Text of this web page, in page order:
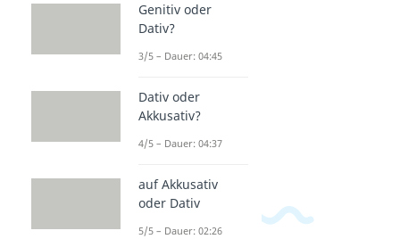
Genitiv oder
Dativ?
3/5 – Dauer: 04:45
Dativ oder
Akkusativ?
4/5 – Dauer: 04:37
auf Akkusativ
oder Dativ
5/5 – Dauer: 02:26